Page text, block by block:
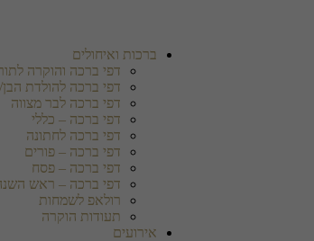
ברכות ואיחולים
דפי ברכה והוקרה
דפי ברכה להולדת
דפי ברכה לבר מצווה
דפי ברכה – כללי
דפי ברכה לחתונה
דפי ברכה – פורים
דפי ברכה – פסח
דפי ברכה – ראש
רולאפ לשמחות
תעודות הוקרה
אירועים